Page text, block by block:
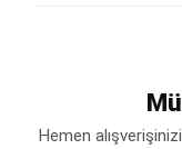
Hemen